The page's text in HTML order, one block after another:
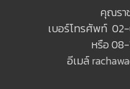
คุณรา
เบอร์โทรศัพท์
หรือ
อีเมล์